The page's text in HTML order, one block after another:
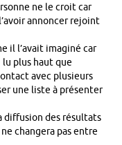
ne le croit car
annoncer rejoint
il l’avait imaginé car
plus haut que
avec plusieurs
une liste à présenter
diffusion des résultats
changera pas entre